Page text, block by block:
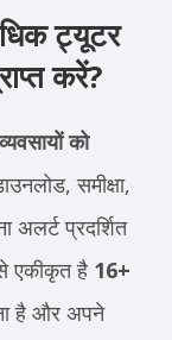
ट्यूटर
करें?
को
समीक्षा,
अलर्ट प्रदर्शित
एकीकृत है 16+
है और अपने